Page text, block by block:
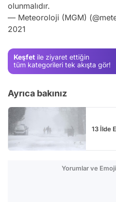
olunmalıdır.
— Meteoroloji (MGM)
2021
Keşfet ile ziyaret ettiğin
tüm kategorileri tek akışta gör!
Ayrıca bakınız
13 İlde
Yorumlar ve